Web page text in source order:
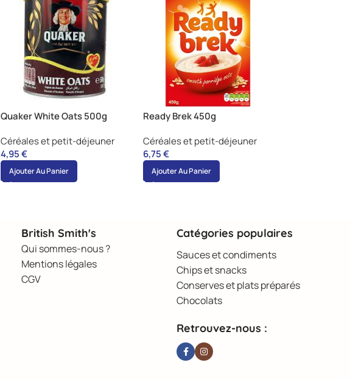
Quaker White Oats 500g
Céréales et petit-déjeuner
4,95€
Ajouter Au Panier
Ready Brek 450g
Céréales et petit-déjeuner
6,75€
Ajouter Au Panier
British Smith's
Qui sommes-nous ?
Mentions légales
CGV
Catégories populaires
Sauces et condiments
Chips et snacks
Conserves et plats préparés
Chocolats
Retrouvez-nous :